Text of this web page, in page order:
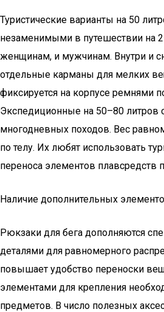
Туристические варианты на 50
незаменимыми в путешествии на
женщинам, и мужчинам. Внутри и
отдельные карманы для мелких
фиксируется на корпусе ремнями
Экспедиционные на 50–80 литров
многодневных походов. Вес
по телу. Их любят использовать
переноса элементов плавсредств
Наличие дополнительных
Рюкзаки для бега дополняются
деталями для равномерного
повышает удобство переноски
элементами для крепления
предметов. В число полезных